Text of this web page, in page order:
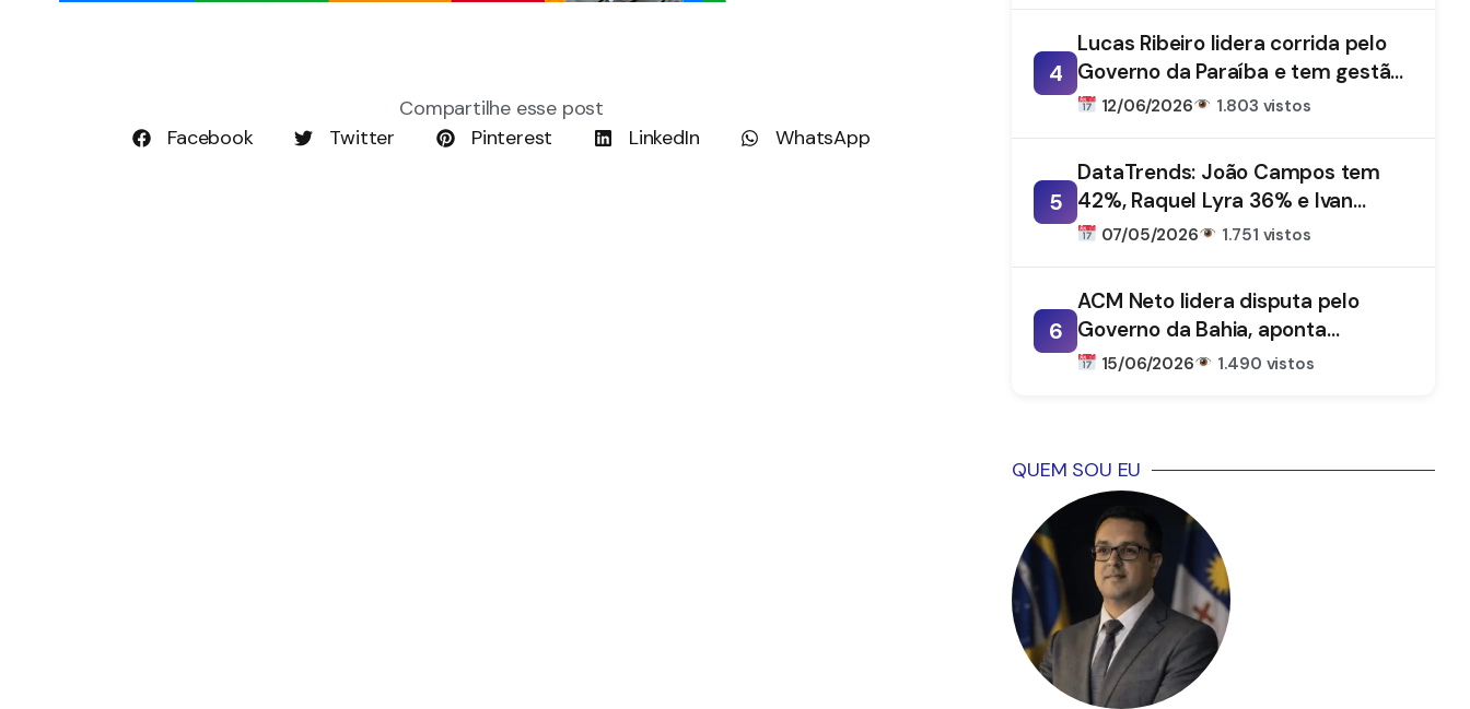
Compartilhe esse post
Facebook
Twitter Pinterest LinkedIn WhatsApp
4
Lucas Ribeiro lidera corrida pelo
Governo da Paraíba e tem gestão
aprovada por 66%, aponta
12/06/2026 1.803 vistos
5
DataTrends: João Campos tem
42%, Raquel Lyra 36% e Ivan
Moraes 1%
07/05/2026 1.751 vistos
6
ACM Neto lidera disputa pelo
Governo da Bahia, aponta
DataTrends
15/06/2026 1.490 vistos
QUEM SOU EU